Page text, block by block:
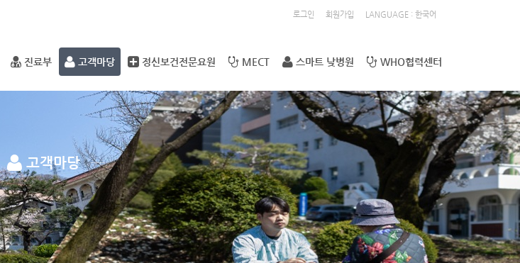
로그인 회원가입 LANGUAGE : 한국어
진료부 고객마당 정신보건전문요원 MECT 스마트 낮병원 WHO협력센터
고객마당